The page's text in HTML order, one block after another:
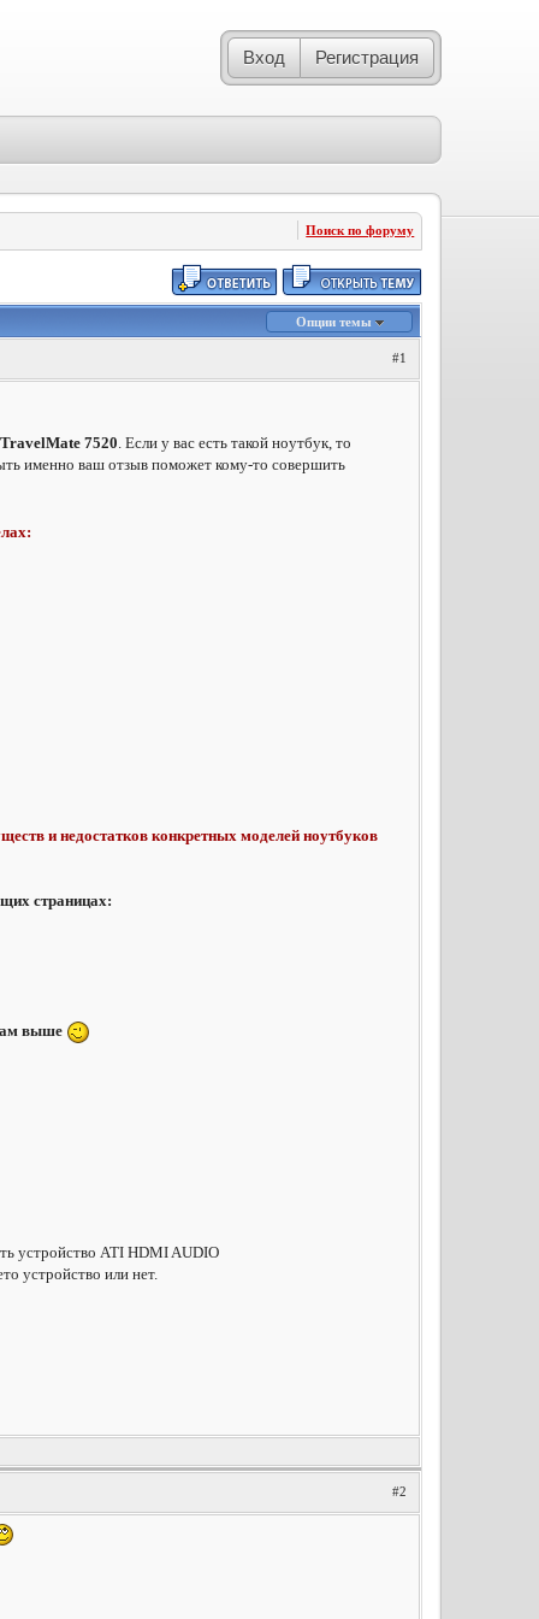
Вход Регистрация
Поиск по форуму
Опции темы
#1
7520. Если у вас есть такой ноутбук, то
именно ваш отзыв поможет кому-то совершить
и недостатков конкретных моделей ноутбуков
страницах:
выше
устройство ATI HDMI AUDIO
устройство или нет.
#2